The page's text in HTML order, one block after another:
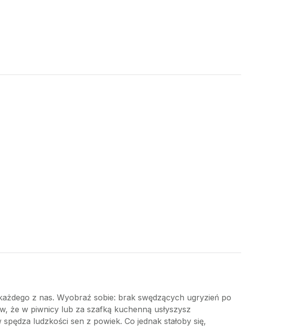
z nas. Wyobraź sobie: brak swędzących ugryzień po
że w piwnicy lub za szafką kuchenną usłyszysz
ludzkości sen z powiek. Co jednak stałoby się,